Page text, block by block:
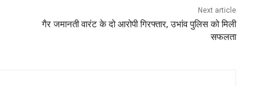
Next article
गैर जमानती वारंट के दो आरोपी गिरफ्तार, उभांव पुलिस को मिली
सफलता